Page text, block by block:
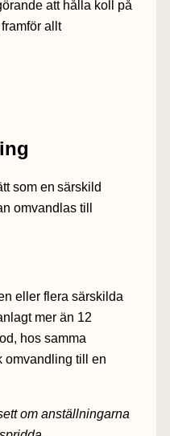
att hålla koll på
allt
som en särskild
omvandlas till
eller flera särskilda
mer än 12
hos samma
omvandling till en
om anställningarna